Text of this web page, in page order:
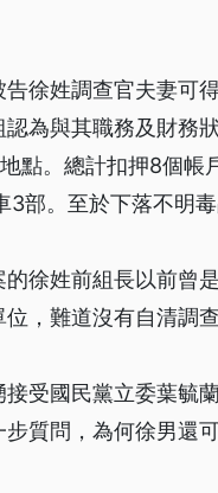
徐姓調查官夫妻可
為與其職務及財務
點。總計扣押8個帳
部。至於下落不明毒
徐姓前組長以前曾
，難道沒有自清調
受國民黨立委葉毓
質問，為何徐男還